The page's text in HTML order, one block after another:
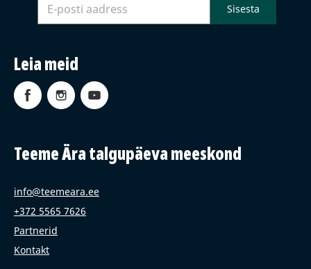
Leia meid
Teeme Ära talgupäeva meeskond
info@teemeara.ee
+372 5565 7626
Partnerid
Kontakt